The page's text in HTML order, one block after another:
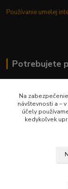
Používanie umelej
Potrebujete
0948 236 042
Na
návštevnosti a –
účely
kedykoľvek